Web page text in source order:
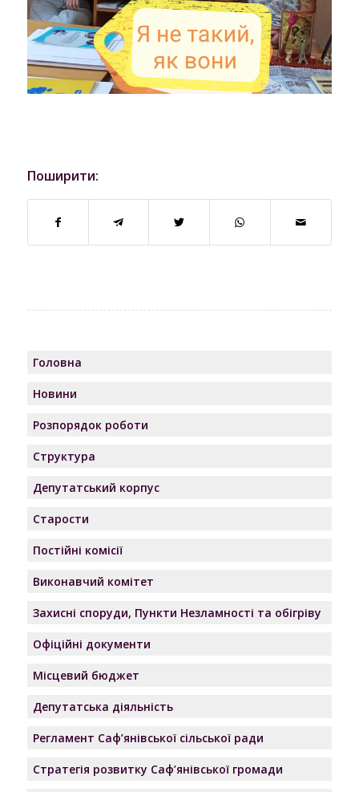
Поширити:
Головна
Новини
Розпорядок роботи
Структура
Депутатський корпус
Старости
Постійні комісії
Виконавчий комітет
Захисні споруди, Пункти Незламності та обігріву
Офіційні документи
Місцевий бюджет
Депутатська діяльність
Регламент Саф’янівської сільської ради
Стратегія розвитку Саф’янівської громади